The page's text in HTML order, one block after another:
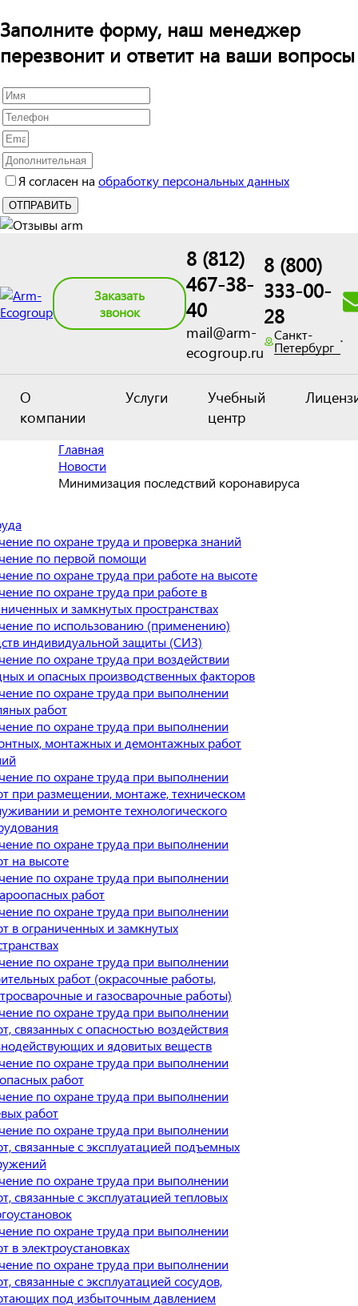
Заполните форму, наш менеджер
перезвонит и ответит на ваши вопросы
Я согласен на обработку персональных данных
Заказать
звонок
8 (812)
467-38-
40
mail@arm-
ecogroup.ru
8 (800)
333-00-
28
Санкт-
Петербург
О
компании
Услуги
Учебный
центр
Главная
Новости
Минимизация последствий коронавируса
по охране труда и проверка знаний
по первой помощи
по охране труда при работе на высоте
по охране труда при работе в
и замкнутых пространствах
по использованию (применению)
индивидуальной защиты (СИЗ)
по охране труда при воздействии
и опасных производственных факторов
по охране труда при выполнении
работ
по охране труда при выполнении
монтажных и демонтажных работ
по охране труда при выполнении
при размещении, монтаже, техническом
и ремонте технологического
по охране труда при выполнении
на высоте
по охране труда при выполнении
работ
по охране труда при выполнении
в ограниченных и замкнутых
по охране труда при выполнении
работ (окрасочные работы,
и газосварочные работы)
по охране труда при выполнении
связанных с опасностью воздействия
и ядовитых веществ
по охране труда при выполнении
работ
по охране труда при выполнении
работ
по охране труда при выполнении
связанные с эксплуатацией подъемных
по охране труда при выполнении
связанные с эксплуатацией тепловых
по охране труда при выполнении
в электроустановках
по охране труда при выполнении
связанные с эксплуатацией сосудов,
под избыточным давлением